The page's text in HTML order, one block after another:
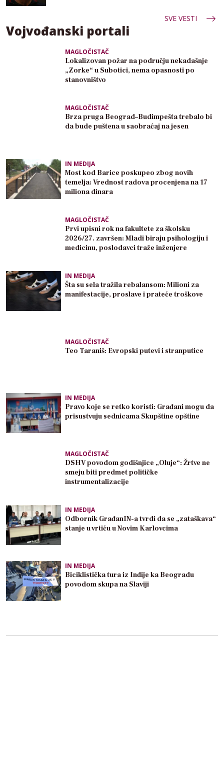
SVE VESTI
Vojvođanski portali
MAGLOČISTAČ
Lokalizovan požar na području nekadašnje
„Zorke“ u Subotici, nema opasnosti po
stanovništvo
MAGLOČISTAČ
Brza pruga Beograd–Budimpešta trebalo bi
da bude puštena u saobraćaj na jesen
IN MEDIJA
Most kod Barice poskupeo zbog novih
temelja: Vrednost radova procenjena na 17
miliona dinara
MAGLOČISTAČ
Prvi upisni rok na fakultete za školsku
2026/27. završen: Mladi biraju psihologiju i
medicinu, poslodavci traže inženjere
IN MEDIJA
Šta su sela tražila rebalansom: Milioni za
manifestacije, proslave i prateće troškove
MAGLOČISTAČ
Teo Taraniš: Evropski putevi i stranputice
IN MEDIJA
Pravo koje se retko koristi: Građani mogu da
prisustvuju sednicama Skupštine opštine
MAGLOČISTAČ
DSHV povodom godišnjice „Oluje“: Žrtve ne
smeju biti predmet političke
instrumentalizacije
IN MEDIJA
Odbornik GrađanIN-a tvrdi da se „zataškava“
stanje u vrtiću u Novim Karlovcima
IN MEDIJA
Biciklistička tura iz Inđije ka Beogradu
povodom skupa na Slaviji